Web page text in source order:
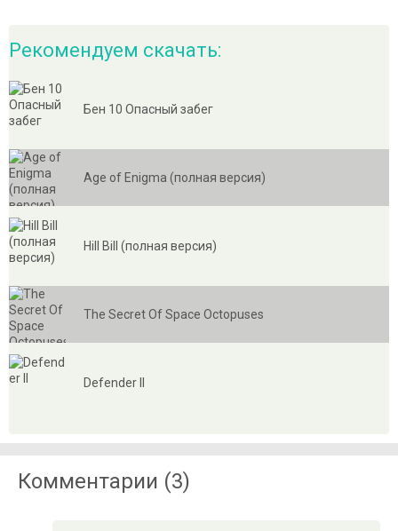
Рекомендуем скачать:
Бен 10 Опасный забег
Age of Enigma (полная версия)
Hill Bill (полная версия)
The Secret Of Space Octopuses
Defender II
Комментарии (3)